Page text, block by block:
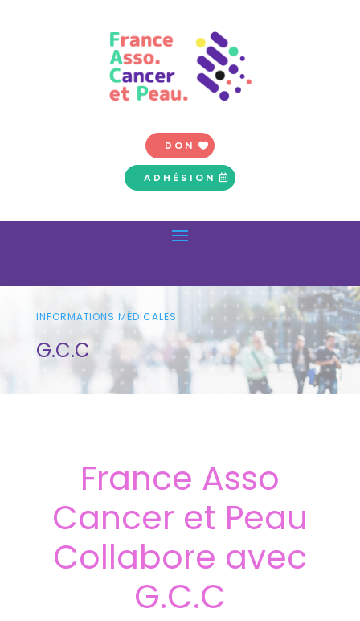
DON
ADHÉSION
INFORMATIONS MÉDICALES
G.C.C
France Asso
Cancer et Peau
Collabore avec
G.C.C